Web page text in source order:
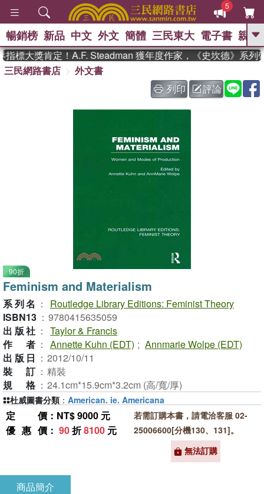
5
GO
、 如果歷史是一群喵 、 暑期
國際布克獎 臺灣漫遊錄 、 方
念華 、 台灣的李登輝時代
暢銷榜 新品 中文 外文 簡體 三民東大 電子書 親子
標大獎肯定！A.F. Steadman 獲年度作家，《史坎德》系列帶
三民網路書店
外文書
列印
評論
90折
Feminism and Materialism
系列名 ：
Routledge Library Editions: Feminist Theory
ISBN13 ： 9780415635059
出版社 ： Taylor & Francis
作者 ： Annette Kuhn (EDT) ; Annmarie Wolpe (EDT)
出版日 ： 2012/10/11
裝訂 ： 精裝
規格 ： 24.1cm*15.9cm*3.2cm (高/寬/厚)
定價 ：NT$ 9000 元
優惠價 ： 90折8100 元
若需訂購本書，請電洽客服 02-
25006600[分機130、131]。
無法訂購
杜威圖書分類 ： American. ie. Americana
商品簡介